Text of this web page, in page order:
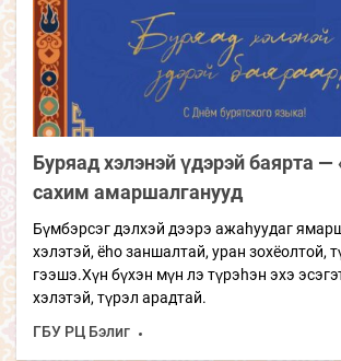
Буряад хэлэнэй үдэрэй баярта —
сахим амаршалганууд
Бүмбэрсэг дэлхэй дээрэ ажаhуудаг
хэлэтэй, ёhо заншалтай, уран зохёолтой,
гээшэ.Хүн бүхэн мүн лэ түрэhэн эхэ
хэлэтэй, түрэл арадтай.
ГБУ РЦ Бэлиг